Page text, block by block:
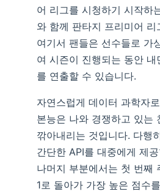
어 리그를 시청하기 시작하
와 함께 판타지 프리미어 리
여기서 팬들은 선수들로 가
여 시즌이 진행되는 동안 내
를 연출할 수 있습니다.
자연스럽게 데이터 과학자
본능은 나와 경쟁하고 있는
깎아내리는 것입니다. 다행
간단한 API를 대중에게 제
나머지 부분에서는 첫 번째
1로 돌아가 가장 높은 점수